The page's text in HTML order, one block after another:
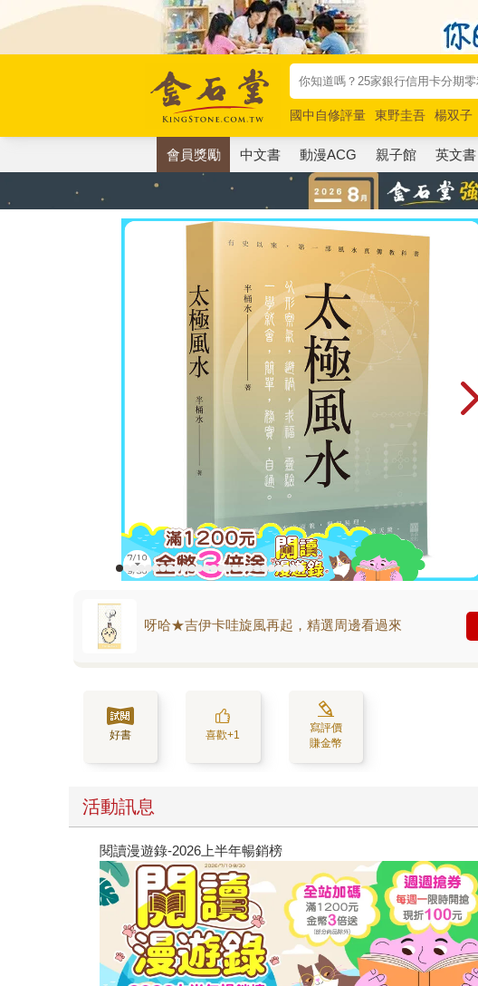
國中自修評量 東野圭吾 楊双子
唯紅花綻放
奧德賽 路邊攤新作
會員獎勵 中文書 動漫ACG 親子館 英文書
呀哈★吉伊卡哇旋風再起，精選周邊看過來
好書 喜歡+1
寫評價
賺金幣
活動訊息
閱讀漫遊錄-2026上半年暢銷榜